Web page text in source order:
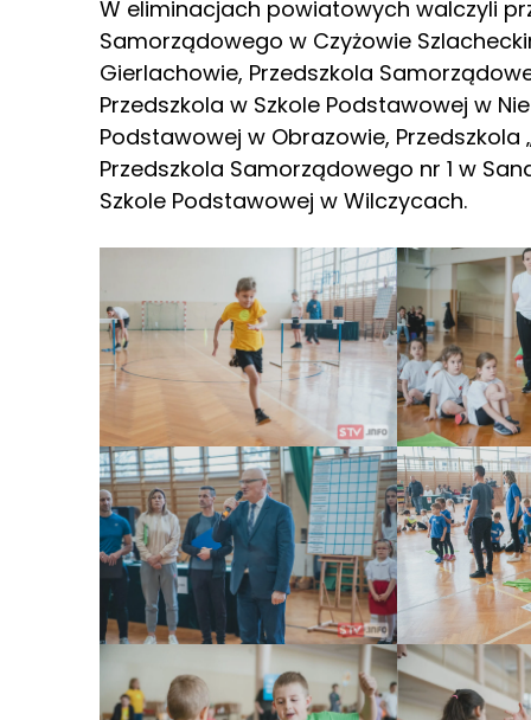
W eliminacjach powiatowych walczyli
Samorządowego w Czyżowie
Gierlachowie, Przedszkola
Przedszkola w Szkole Podstawowej w
Podstawowej w Obrazowie, Przedszkola
Przedszkola Samorządowego nr 1 w
Szkole Podstawowej w Wilczycach.